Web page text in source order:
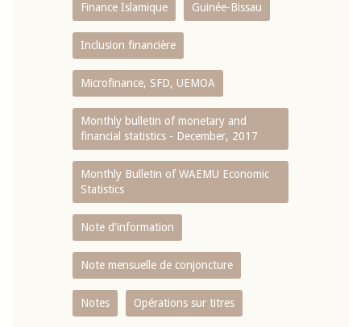
Finance Islamique Guinée-Bissau
Inclusion financière
Microfinance, SFD, UEMOA
Monthly bulletin of monetary and
financial statistics - December, 2017
Monthly Bulletin of WAEMU Economic
Statistics
Note d'information
Note mensuelle de conjoncture
Notes Opérations sur titres